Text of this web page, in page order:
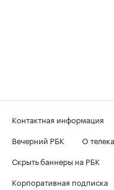
Контактная информация
Вечерний РБК
О
Скрыть баннеры на РБК
Корпоративная подписка